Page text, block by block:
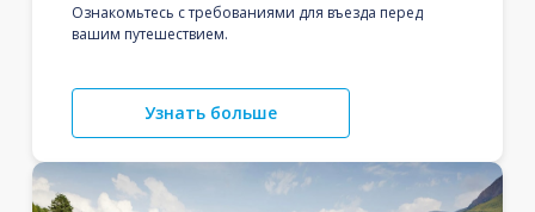
Ознакомьтесь с требованиями для въезда перед
вашим путешествием.
Узнать больше